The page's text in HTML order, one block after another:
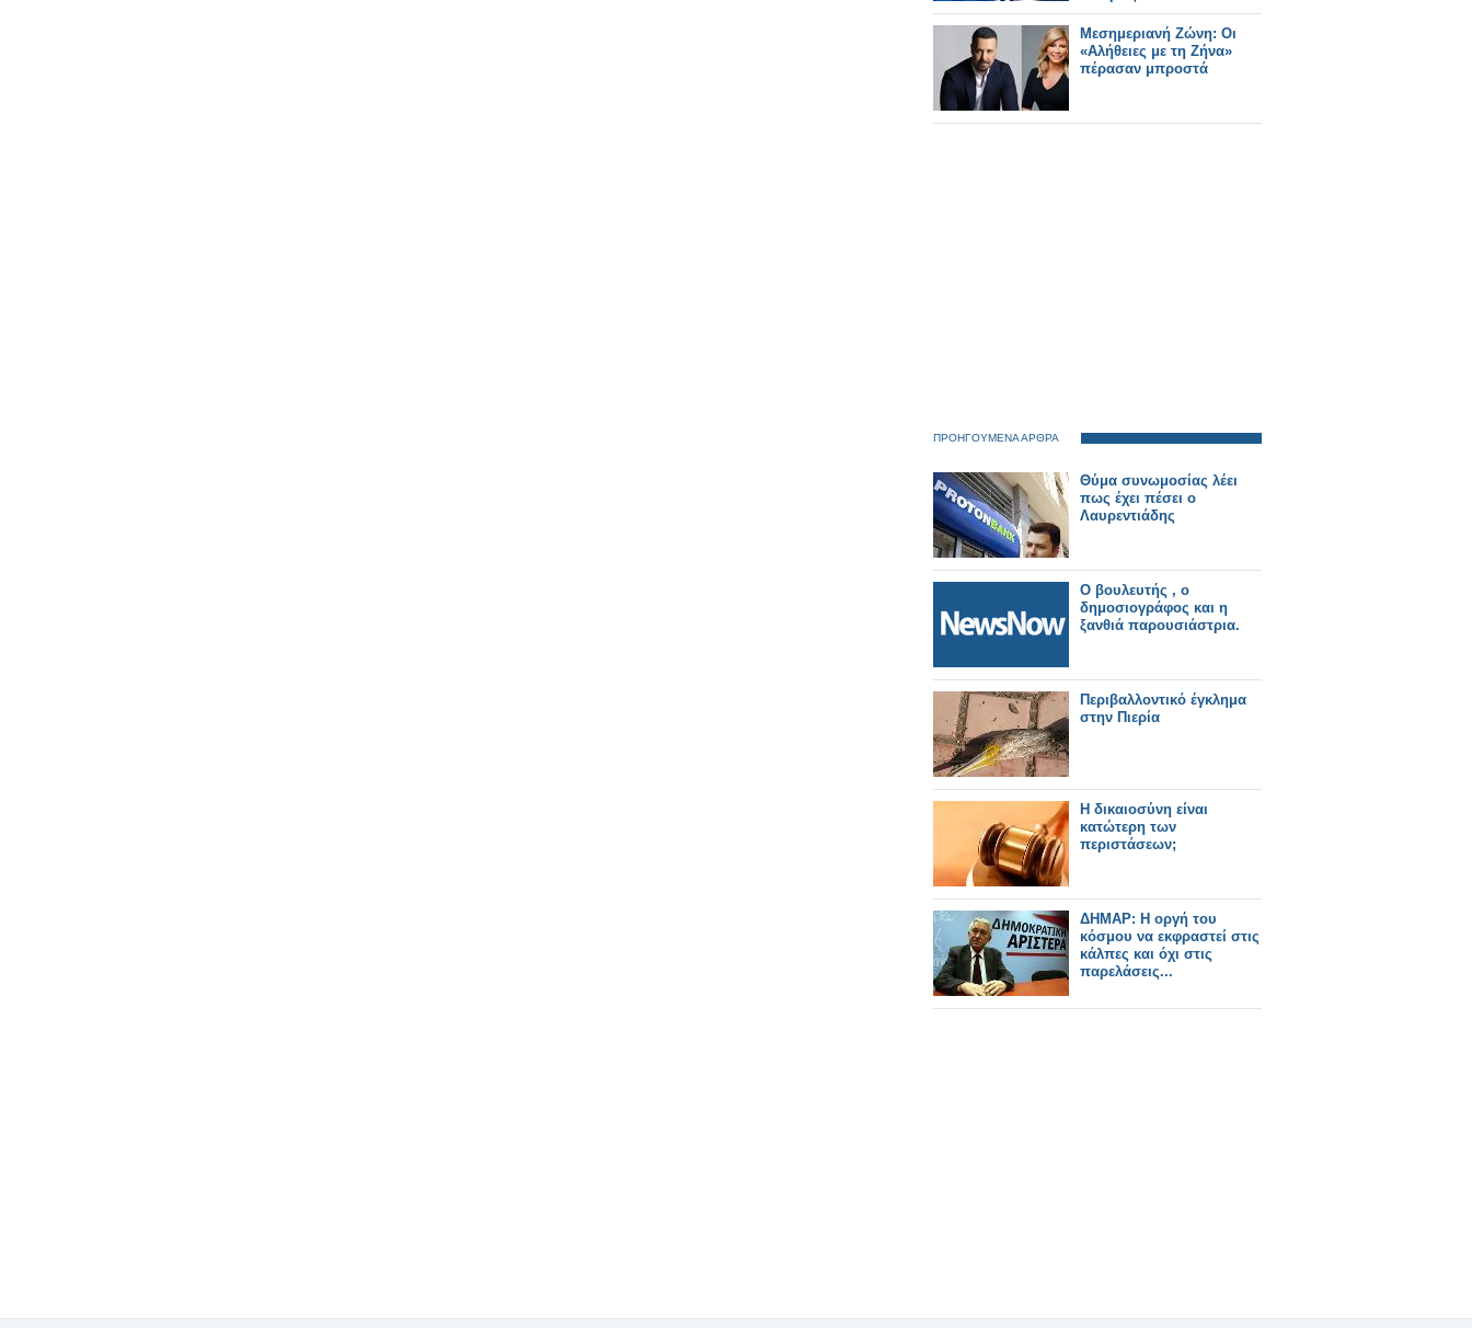
Μεσημεριανή Ζώνη: Οι
«Αλήθειες με τη Ζήνα»
πέρασαν μπροστά
ΠΡΟΗΓΟΥΜΕΝΑ ΑΡΘΡΑ
Θύμα συνωμοσίας λέει
πως έχει πέσει ο
Λαυρεντιάδης
Ο βουλευτής , ο
δημοσιογράφος και η
ξανθιά παρουσιάστρια.
Περιβαλλοντικό έγκλημα
στην Πιερία
Η δικαιοσύνη είναι
κατώτερη των
περιστάσεων;
ΔΗΜΑΡ: Η οργή του
κόσμου να εκφραστεί στις
κάλπες και όχι στις
παρελάσεις...